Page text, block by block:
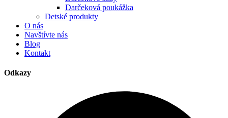
Darčeková poukážka
Detské produkty
O nás
Navštívte nás
Blog
Kontakt
Odkazy